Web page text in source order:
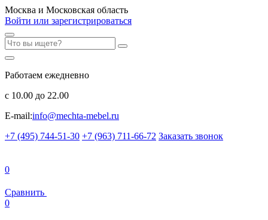
Москва и Московская область
Войти или зарегистрироваться
Работаем ежедневно
с 10.00 до 22.00
E-mail:info@mechta-mebel.ru
+7 (495) 744-51-30 +7 (963) 711-66-72 Заказать звонок
0
Сравнить
0